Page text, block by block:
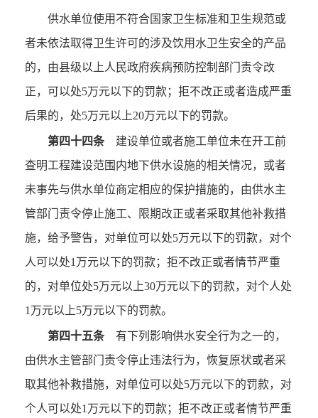
供水单位使用不符合国家卫生标准和卫生规范或
者未依法取得卫生许可的涉及饮用水卫生安全的产品
的，由县级以上人民政府疾病预防控制部门责令改
正，可以处5万元以下的罚款；拒不改正或者造成严重
后果的，处5万元以上20万元以下的罚款。
第四十四条建设单位或者施工单位未在开工前
查明工程建设范围内地下供水设施的相关情况，或者
未事先与供水单位商定相应的保护措施的，由供水主
管部门责令停止施工、限期改正或者采取其他补救措
施，给予警告，对单位可以处5万元以下的罚款，对个
人可以处1万元以下的罚款；拒不改正或者情节严重
的，对单位处5万元以上30万元以下的罚款，对个人处
1万元以上5万元以下的罚款。
第四十五条有下列影响供水安全行为之一的，
由供水主管部门责令停止违法行为，恢复原状或者采
取其他补救措施，对单位可以处5万元以下的罚款，对
个人可以处1万元以下的罚款；拒不改正或者情节严重